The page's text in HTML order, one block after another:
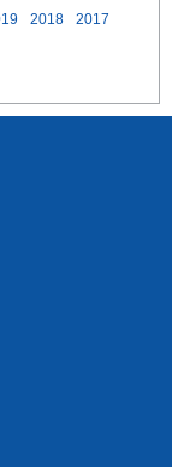
2018
2017